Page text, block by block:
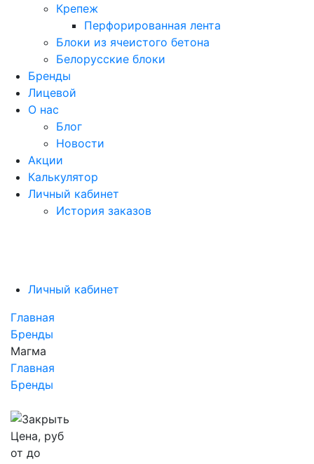
Крепеж
Перфорированная лента
Блоки из ячеистого бетона
Белорусские блоки
Бренды
Лицевой
О нас
Блог
Новости
Акции
Калькулятор
Личный кабинет
История заказов
Личный кабинет
Главная
Бренды
Магма
Главная
Бренды
Цена, руб
от до